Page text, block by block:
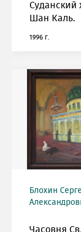
Суданский
Шан Каль.
1996 г.
Блохин
Часовня